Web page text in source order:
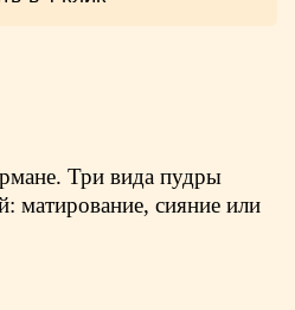
Три вида пудры
матирование, сияние или